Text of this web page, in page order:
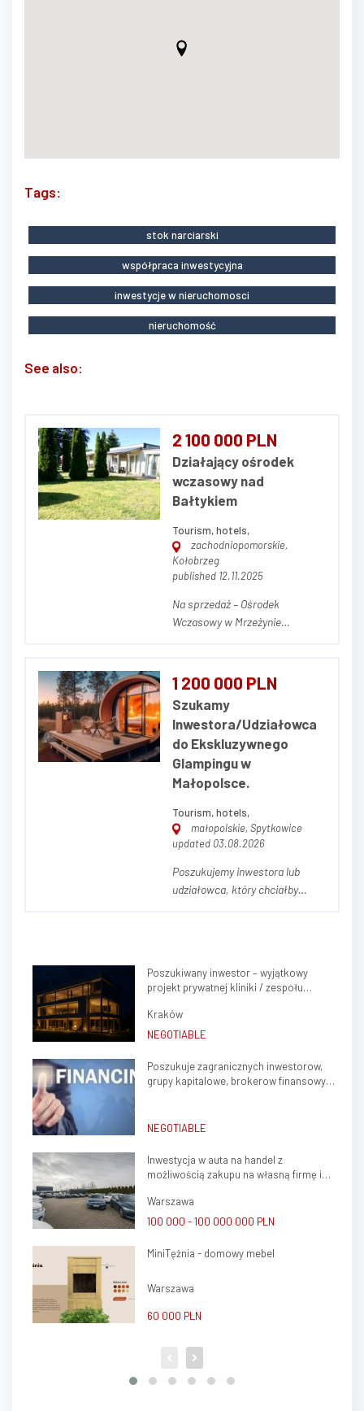
Tags:
stok narciarski
współpraca inwestycyjna
inwestycje w nieruchomosci
nieruchomość
See also:
2 100 000 PLN
Działający ośrodek
wczasowy nad
Bałtykiem
Tourism, hotels,
zachodniopomorskie,
Kołobrzeg
published 12.11.2025
Na sprzedaż – Ośrodek
Wczasowy w Mrzeżynie
nieruchomości Na sprzedaż
funkcjonujący, cieszący się
doskonałą opinią ośrodek
wczasowy w popularnej
nadmorskiej miejscowości
Mrzeżyn...
1 200 000 PLN
Szukamy
Inwestora/Udziałowca
do Ekskluzywnego
Glampingu w
Małopolsce.
Tourism, hotels,
małopolskie, Spytkowice
updated 03.08.2026
Poszukujemy inwestora lub
udziałowca, który chciałby
Małopolsce. Projekt jest już
gotowy i oferuje możliwość
objęcia około 20% udziałów w
inwestycji...
Poszukiwany inwestor – wyjątkowy
projekt prywatnej kliniki / zespołu
(Krowodrza)
Kraków
NEGOTIABLE
Poszukuje zagranicznych inwestorow,
grupy kapitalowe, brokerow finansowych
NEGOTIABLE
Inwestycja w auta na handel z
możliwością zakupu na własną firmę i
Warszawa
100 000 - 100 000 000 PLN
MiniTężnia - domowy mebel
Warszawa
60 000 PLN